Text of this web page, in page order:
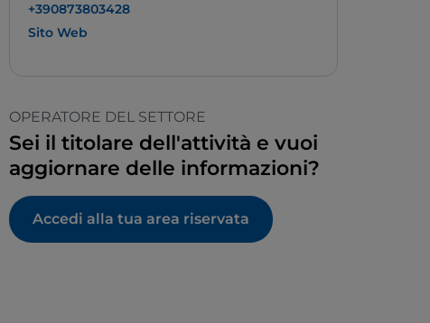
+390873803428
Sito Web
OPERATORE DEL SETTORE
Sei il titolare dell'attività e vuoi
aggiornare delle informazioni?
Accedi alla tua area riservata